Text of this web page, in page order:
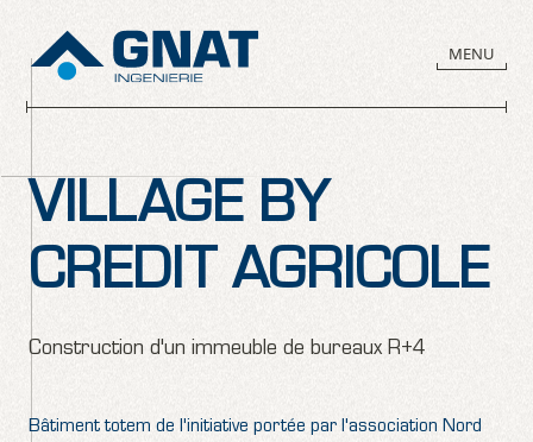
MENU
VILLAGE BY
CREDIT AGRICOLE
Construction d'un immeuble de bureaux R+4
Bâtiment totem de l'initiative portée par l'association Nord